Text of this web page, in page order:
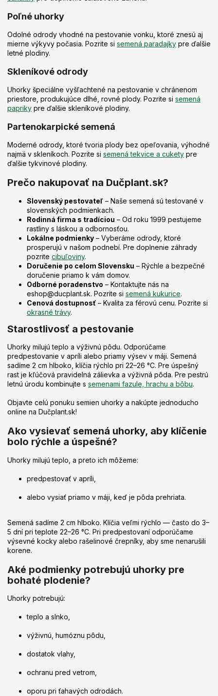
u
Poľné uhorky
Odolné odrody vhodné na pestovanie vonku, ktoré znesú aj
mierne výkyvy počasia. Pozrite si semená paradajky pre ďalšie
letné plodiny.
Skleníkové odrody
Uhorky špeciálne vyšľachtené na pestovanie v chránenom
priestore, produkujúce dlhé, rovné plody. Pozrite si semená
papriky pre ďalšie skleníkové plodiny.
Partenokarpické semená
Moderné odrody, ktoré tvoria plody bez opeľovania, výhodné
najmä v skleníkoch. Pozrite si semená tekvice a cukety pre
ďalšie tykvinové plodiny.
Prečo nakupovať na Dučplant.sk?
Slovenský pestovateľ – Naše semená sú testované v
slovenských podmienkach.
Rodinná firma s tradíciou – Od roku 1999 pestujeme
rastliny s láskou a odbornosťou.
Lokálne podmienky – Vyberáme odrody, ktoré
prosperujú v našom podnebí. Pre doplnenie záhrady
pozrite cibuľoviny.
Doručenie po celom Slovensku – Rýchle a bezpečné
doručenie priamo k vám domov.
Odborné poradenstvo – Kontaktujte nás na
eshop@ducplant.sk. Pozrite si semená kukurice.
Cenová dostupnosť – Kvalita za férovú cenu. Pozrite si
okrasné trávy.
Starostlivosť a pestovanie
Uhorky milujú teplo a výživnú pôdu. Odporúčame
predpestovanie v apríli alebo priamy výsev v máji. Semená
sadíme 2 cm hlboko, klíčia rýchlo pri 22–26 °C. Pre úspešný
rast je kľúčová pravidelná zálievka a výživná pôda. Pre pestrú
letnú úrodu kombinujte s semenami fazule, hrachu a bôbu.
Objavte celú ponuku semien uhorky a nakúpte jednoducho
online na Dučplant.sk!
Ako vysievať semená uhorky, aby klíčenie
bolo rýchle a úspešné?
Uhorky milujú teplo, a preto ich môžeme:
predpestovať v apríli,
alebo vysiať priamo v máji, keď je pôda prehriata.
Semená sadíme 2 cm hlboko. Klíčia veľmi rýchlo — často do 3–
5 dní pri teplote 22–26 °C. Pri predpestovaní odporúčame
výsevné kocky alebo rašelinové črepníky, aby sme nenarušili
korene.
Aké podmienky potrebujú uhorky pre
bohaté plodenie?
Uhorky potrebujú:
teplo a slnko,
výživnú, humóznu pôdu,
dostatok vlahy,
ochranu pred vetrom,
oporu pri ťahavých odrodách.